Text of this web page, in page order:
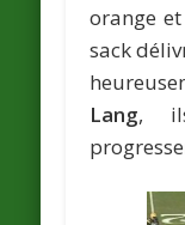
orange
sack
Lang,